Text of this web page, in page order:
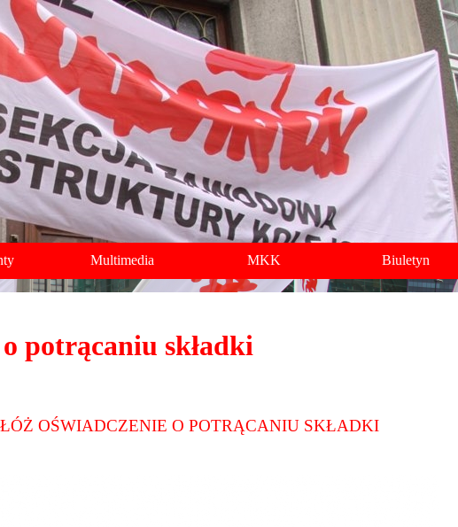
Multimedia MKK Biuletyn
potrącaniu składki
OŚWIADCZENIE O POTRĄCANIU SKŁADKI